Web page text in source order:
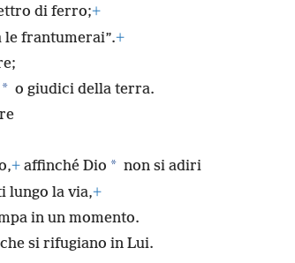
di ferro;+
le frantumerai”.+
* o giudici della terra.
+ affinché Dio * non si adiri
lungo la via,+
in un momento.
si rifugiano in Lui.